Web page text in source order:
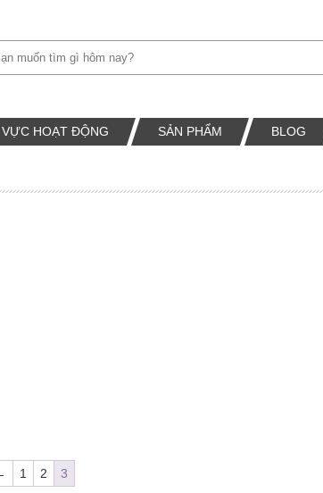
VỰC HOẠT ĐỘNG SẢN PHẨM BLOG
1 2 3